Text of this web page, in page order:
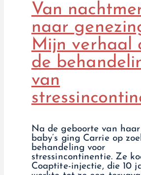
Van
naar
Mijn verhaal
de
van
Na de geboorte van
baby’s ging Carrie op
behandeling voor
stressincontinentie. Ze
Coaptite-injectie, die 10